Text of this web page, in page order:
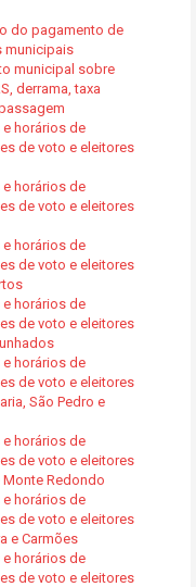
do pagamento de
municipais
municipal sobre
derrama, taxa
e horários de
de voto e eleitores
e horários de
de voto e eleitores
e horários de
de voto e eleitores
e horários de
de voto e eleitores
e horários de
de voto e eleitores
São Pedro e
e horários de
de voto e eleitores
Monte Redondo
e horários de
de voto e eleitores
e Carmões
e horários de
de voto e eleitores